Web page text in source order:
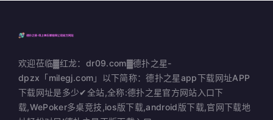
欢迎莅临▓红龙：dr09.com▓德扑之星-
dpzx「milegj.com」以下简称：德扑之星app下载网址APP
下载网址是多少✔全站,全称:德扑之星官方网站入口下
载,WePoker多桌竞技,ios版下载,android版下载,官网下载地